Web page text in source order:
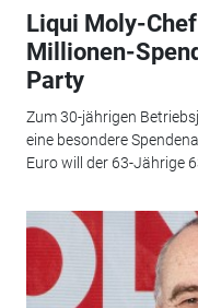
Liqui Moly-
Millionen-
Party
Zum 30-jährigen
eine besondere
Euro will der 63-Jährige